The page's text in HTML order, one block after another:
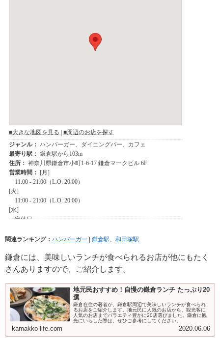
関連ランキング： ハンバーガー | 鎌倉駅 和田塚駅
鎌倉には、美味しいランチが食べられるお店が他にもたく
さんありますので、ご紹介します。
地元民おすすめ！自慢の鎌倉ランチ たっぷり20
選
鎌倉在住の著者が、鎌倉駅周辺で美味しいランチが食べられ
るお店をご紹介します。地元民に人気のお店から、観光客に
人気のお店までバラエティ豊かに20店選びました。鎌倉に観
光にいらした際は、ぜひご参考にしてください。
kamakko-life.com 2020.06.06